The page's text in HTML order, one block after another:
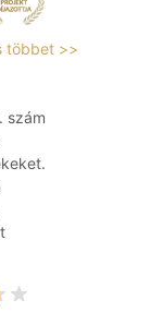
többet >>
szám